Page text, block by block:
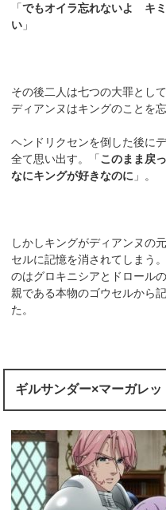
「でもオイラ忘れないよ キ
い 」
その後二人は七つの大罪とし
ディアンヌはキングのことを
ヘンドリクセンを倒した後に
全て思い出す。「このまま戻
なにキングが好きなのに 」。
しかしキングがディアンヌの
セルに記憶を消されてしまう
のはグロキニシアとドロール
親である本物のゴウセルから
た。
ギルサンダー×マーガレッ